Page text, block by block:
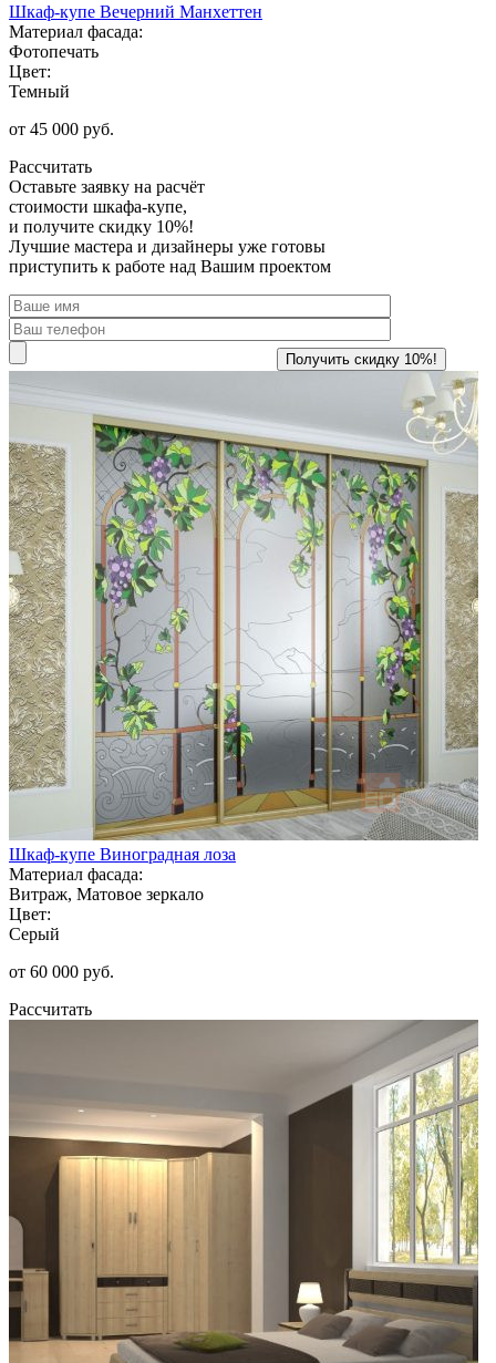
Шкаф-купе Вечерний Манхеттен
Материал фасада:
Фотопечать
Цвет:
Темный
от 45 000 руб.
Рассчитать
Оставьте заявку на расчёт
стоимости шкафа-купе,
и получите скидку 10%!
Лучшие мастера и дизайнеры уже готовы
приступить к работе над Вашим проектом
Шкаф-купе Виноградная лоза
Материал фасада:
Витраж, Матовое зеркало
Цвет:
Серый
от 60 000 руб.
Рассчитать